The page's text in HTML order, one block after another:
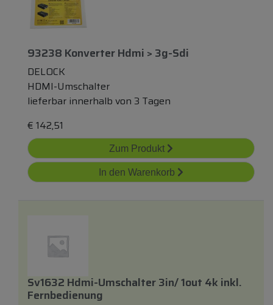
93238 Konverter Hdmi > 3g-Sdi
DELOCK
HDMI-Umschalter
lieferbar innerhalb von 3 Tagen
€ 142,51
Zum Produkt
In den Warenkorb
Sv1632 Hdmi-Umschalter 3in/ 1out 4k inkl.
Fernbedienung